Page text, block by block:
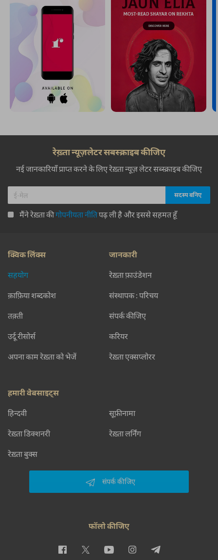
रेख़्ता न्यूज़लेटर सबस्क्राइब कीजिए
नई जानकारियाँ प्राप्त करने के लिए रेख़्ता न्यूज़ लेटर सब्स्क्राइब कीजिए
मैंने रेख़्ता कीगोपनीयता नीतिपढ़ ली है और इससे सहमत हूँ
क्विक लिंक्स
सहयोग
क़ाफ़िया शब्दकोश
तक़्ती
उर्दू रीसोर्स
अपना काम रेख़्ता को भेजें
जानकारी
रेख़्ता फ़ाउंडेशन
संस्थापक : परिचय
संपर्क कीजिए
करियर
रेख़्ता एक्सप्लोरर
हमारी वेबसाइट्स
हिन्दवी सूफ़ीनामा
रेख़्ता डिक्शनरी रेख़्ता लर्निंग
रेख़्ता बुक्स
संपर्क कीजिए
फॉलो कीजिए